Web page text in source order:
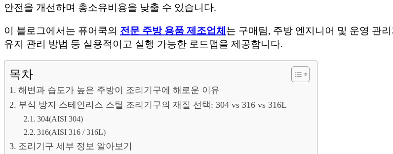
안전을 개선하며 총소유비용을 낮출 수 있습니다.
이 블로그에서는 퓨어쿡의 전문 주방 용품 제조업체 는 구매팀, 주방 엔지니어 및 운영 관
유지 관리 방법 등 실용적이고 실행 가능한 로드맵을 제공합니다.
목차
해변과 습도가 높은 주방이 조리기구에 해로운 이유
부식 방지 스테인리스 스틸 조리기구의 재질 선택: 304 vs 316 vs 316L
304(AISI 304)
316(AISI 316 / 316L)
조리기구 세부 정보 알아보기